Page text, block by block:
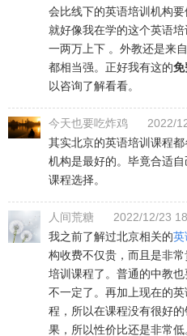
会比线下的英语培训机构要
就好像我在学的这个英语
一两万上下 。外教还是来
都相当强。正好我有这的免
以咨询了解看看。
今天也要吃炸鸡
2022/
其实北京的英语培训课程
机构是最好的。毕竟合适
课程选择。
人间荒糖
2022/12/23
我之前了解过北京相关的英
构收费不仅贵，而且是非
培训课程了。普通的中教
不一定了。再加上现在的
程，所以在课程没有很好
果，所以性价比还是非常低